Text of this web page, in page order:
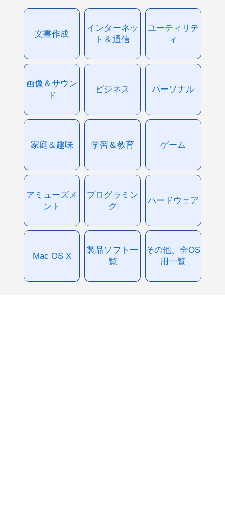
文書作成
インターネッ
ト＆通信
ユーティリテ
ィ
画像＆サウン
ド
ビジネス パーソナル
家庭＆趣味 学習＆教育 ゲーム
アミューズメ
ント
プログラミン
グ
ハードウェア
Mac OS X
製品ソフト一
覧
その他、全OS
用一覧